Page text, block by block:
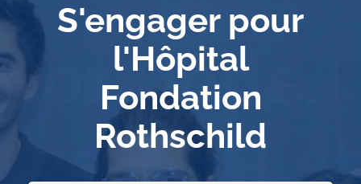
S'engager pour
l'Hôpital
Fondation
Rothschild